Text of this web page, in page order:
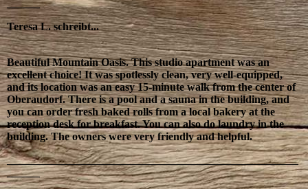
______
Teresa L. schreibt...
Beautiful Mountain Oasis. This studio apartment was an
excellent choice! It was spotlessly clean, very well-equipped,
and its location was an easy 15-minute walk from the center of
Oberaudorf. There is a pool and a sauna in the building, and
you can order fresh baked rolls from a local bakery at the
reception desk for breakfast. You can also do laundry in the
building. The owners were very friendly and helpful.
_____________________________________________________
______